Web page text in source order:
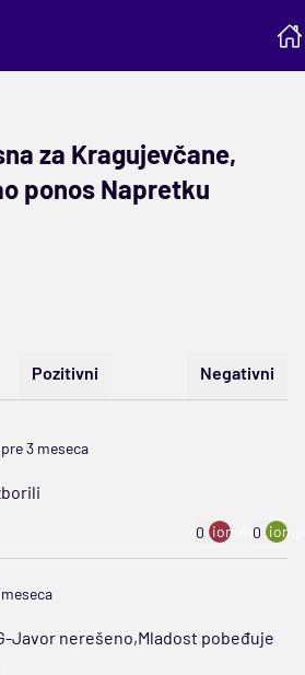
za Kragujevčane,
ponos Napretku
Pozitivni Negativni
pre 3 meseca
0 ion:minus
0
Javor nerešeno,Mladost pobeđuje